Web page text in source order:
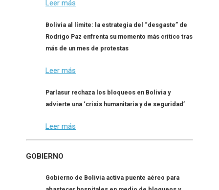
Leer más
Bolivia al límite: la estrategia del “desgaste” de
Rodrigo Paz enfrenta su momento más crítico tras
más de un mes de protestas
Leer más
Parlasur rechaza los bloqueos en Bolivia y
advierte una ‘crisis humanitaria y de seguridad’
Leer más
GOBIERNO
Gobierno de Bolivia activa puente aéreo para